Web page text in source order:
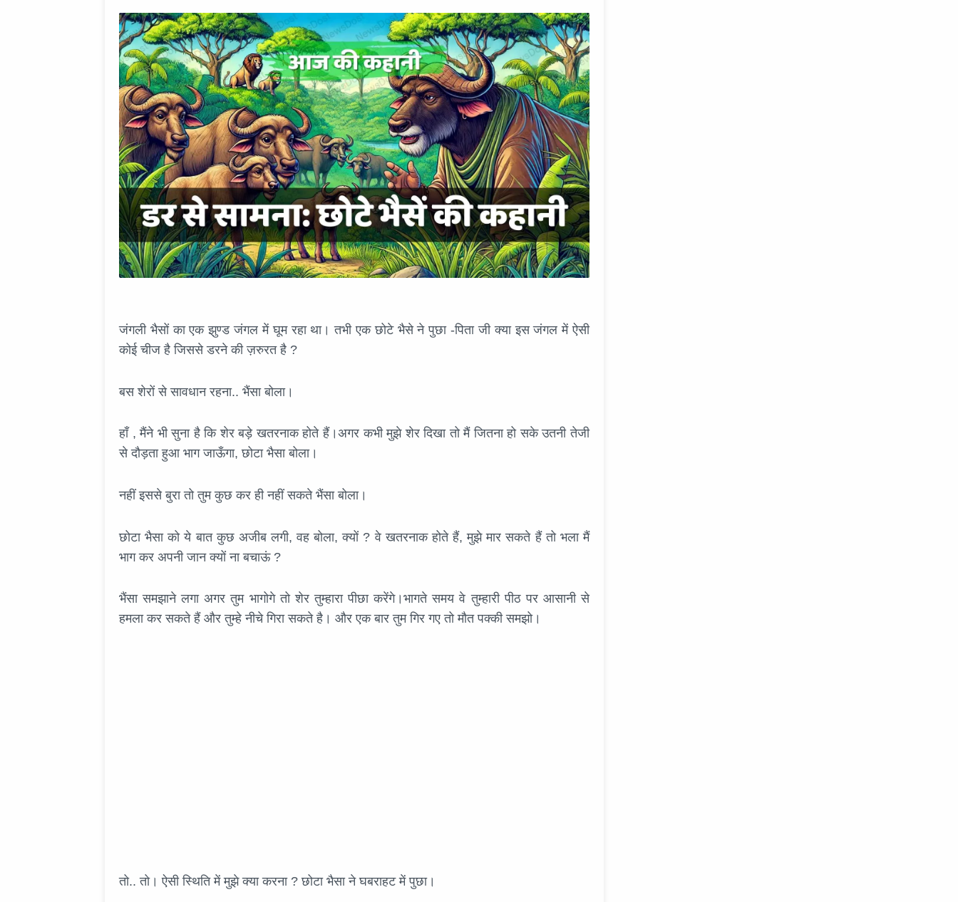
जंगली भैसों का एक झुण्ड जंगल में घूम रहा था। तभी एक छोटे भैसे ने पुछा -पिता जी क्या इस जंगल में ऐसी
कोई चीज है जिससे डरने की ज़रुरत है ?
बस शेरों से सावधान रहना.. भैंसा बोला।
हाँ , मैंने भी सुना है कि शेर बड़े खतरनाक होते हैं।अगर कभी मुझे शेर दिखा तो मैं जितना हो सके उतनी तेजी
से दौड़ता हुआ भाग जाऊँगा, छोटा भैसा बोला।
नहीं इससे बुरा तो तुम कुछ कर ही नहीं सकते भैंसा बोला।
छोटा भैसा को ये बात कुछ अजीब लगी, वह बोला, क्यों ? वे खतरनाक होते हैं, मुझे मार सकते हैं तो भला मैं
भाग कर अपनी जान क्यों ना बचाऊं ?
भैंसा समझाने लगा अगर तुम भागोगे तो शेर तुम्हारा पीछा करेंगे।भागते समय वे तुम्हारी पीठ पर आसानी से
हमला कर सकते हैं और तुम्हे नीचे गिरा सकते है। और एक बार तुम गिर गए तो मौत पक्की समझो।
तो.. तो। ऐसी स्थिति में मुझे क्या करना ? छोटा भैसा ने घबराहट में पुछा।